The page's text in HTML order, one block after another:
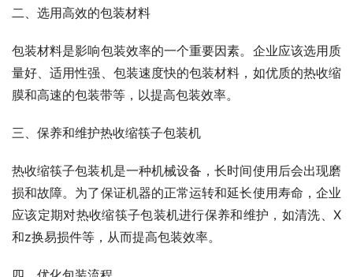
二、选用高效的包装材料
包装材料是影响包装效率的一个重要因素。企业应该选用质
量好、适用性强、包装速度快的包装材料，如优质的热收缩
膜和高速的包装带等，以提高包装效率。
三、保养和维护热收缩筷子包装机
热收缩筷子包装机是一种机械设备，长时间使用后会出现磨
损和故障。为了保证机器的正常运转和延长使用寿命，企业
应该定期对热收缩筷子包装机进行保养和维护，如清洗、X
和z换易损件等，从而提高包装效率。